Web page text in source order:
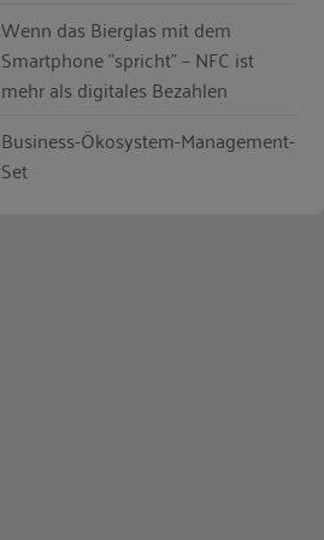
Wenn das Bierglas mit dem
Smartphone "spricht" – NFC ist
mehr als digitales Bezahlen
Business-Ökosystem-Management-
Set